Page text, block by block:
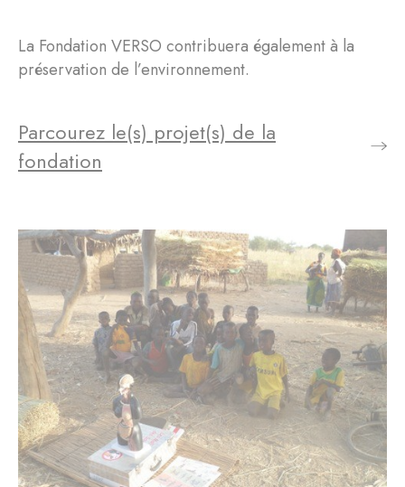
La Fondation VERSO contribuera également à la
préservation de l’environnement.
Parcourez le(s) projet(s) de la
fondation